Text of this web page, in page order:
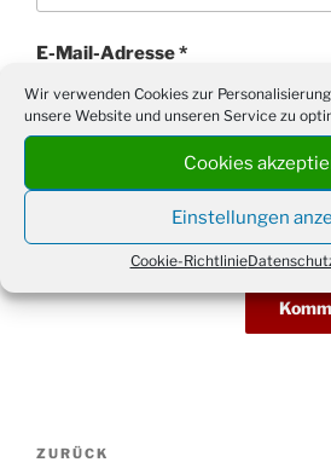
Wir verwenden Cookies zur
unsere Website und unseren Service zu
Cookies
Einstellungen
Cookie-Richtlinie
E-Mail-Adresse*
Beitragsnavigation
Vorheriger
ZURÜCK